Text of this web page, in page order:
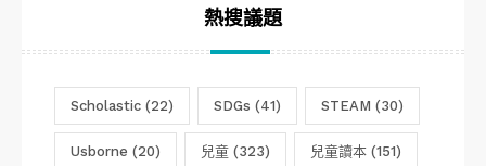
熱搜議題
Scholastic (22) SDGs (41) STEAM (30)
Usborne (20) 兒童 (323) 兒童讀本 (151)